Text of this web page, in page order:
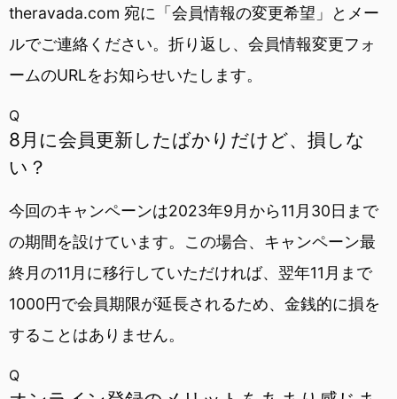
theravada.com 宛に「会員情報の変更希望」とメー
ルでご連絡ください。折り返し、会員情報変更フォ
ームのURLをお知らせいたします。
Q
8月に会員更新したばかりだけど、損しな
い？
今回のキャンペーンは2023年9月から11月30日まで
の期間を設けています。この場合、キャンペーン最
終月の11月に移行していただければ、翌年11月まで
1000円で会員期限が延長されるため、金銭的に損を
することはありません。
Q